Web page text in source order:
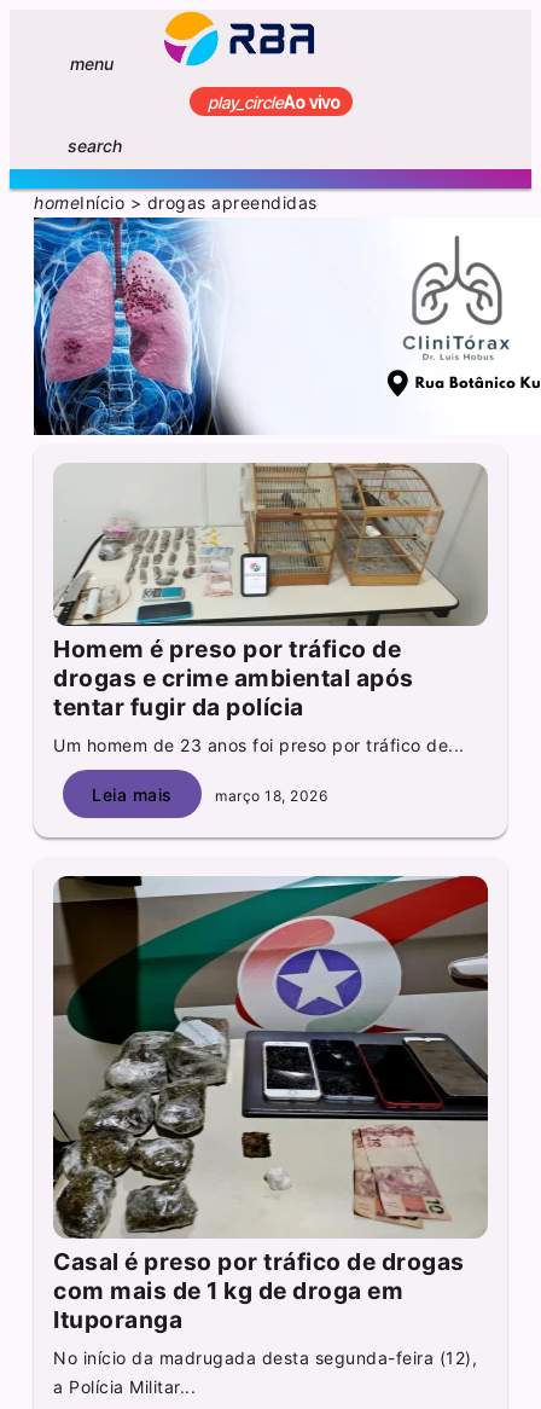
menu
play_circleAo vivo
search
homeInício > drogas apreendidas
Homem é preso por tráfico de
drogas e crime ambiental após
tentar fugir da polícia
Um homem de 23 anos foi preso por tráfico de...
Leia mais março 18, 2026
Casal é preso por tráfico de drogas
com mais de 1 kg de droga em
Ituporanga
No início da madrugada desta segunda-feira (12),
a Polícia Militar...